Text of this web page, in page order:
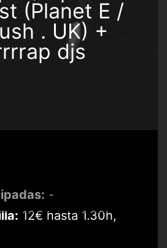
(Planet E /
. UK) +
djs
-
12€ hasta 1.30h,